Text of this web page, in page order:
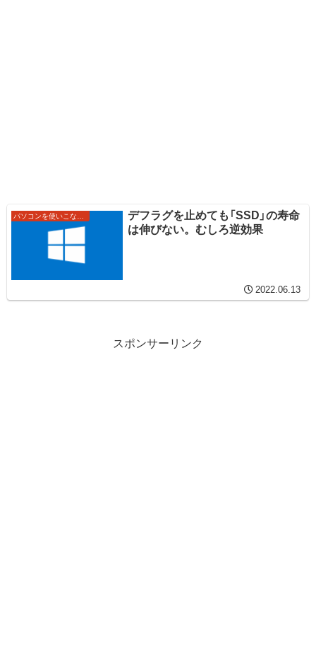
デフラグを止めても「SSD」の寿命
は伸びない。むしろ逆効果
2022.06.13
スポンサーリンク